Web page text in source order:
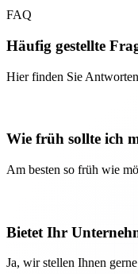
FAQ
Häufig gestellte
Hier finden Sie
Wie früh sollte ich
Am besten so früh wie
Bietet Ihr
Ja, wir stellen Ihnen